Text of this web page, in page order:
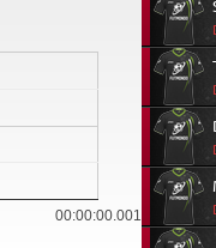
00:00:00.001